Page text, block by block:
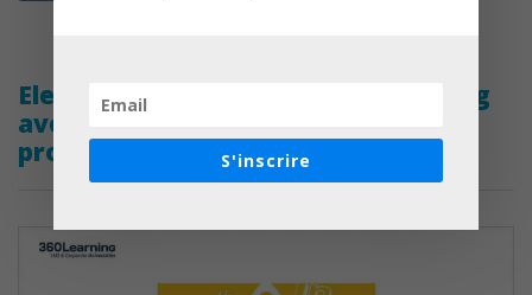
Elearning accompagné – Social Selling
avec Facebook et un compte
professionnel.
S'inscrire